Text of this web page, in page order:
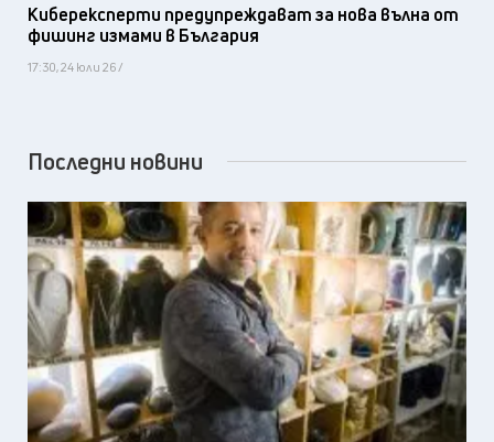
Киберексперти предупреждават за нова вълна от
фишинг измами в България
17:30, 24 юли 26 /
Последни новини